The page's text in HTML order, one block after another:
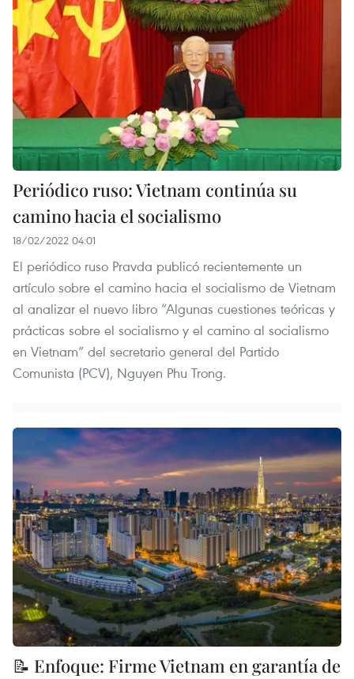
Periódico ruso: Vietnam continúa su
camino hacia el socialismo
18/02/2022 04:01
El periódico ruso Pravda publicó recientemente un
artículo sobre el camino hacia el socialismo de Vietnam
al analizar el nuevo libro “Algunas cuestiones teóricas y
prácticas sobre el socialismo y el camino al socialismo
en Vietnam” del secretario general del Partido
Comunista (PCV), Nguyen Phu Trong.
📝 Enfoque: Firme Vietnam en garantía de